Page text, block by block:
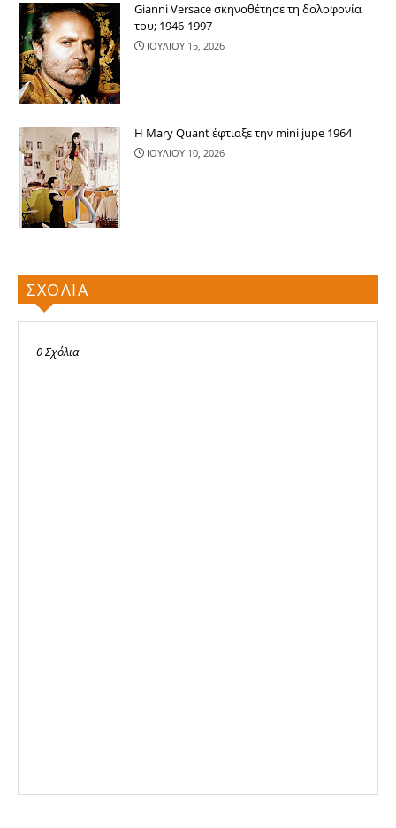
Gianni Versace σκηνοθέτησε τη δολοφονία
του; 1946-1997
ΙΟΥΛΙΟΥ 15, 2026
Η Mary Quant έφτιαξε την mini jupe 1964
ΙΟΥΛΙΟΥ 10, 2026
ΣΧΟΛΙΑ
0 Σχόλια